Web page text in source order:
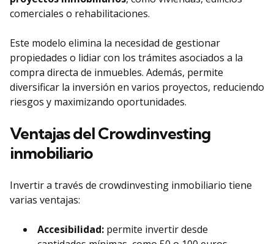
comerciales o rehabilitaciones.
Este modelo elimina la necesidad de gestionar
propiedades o lidiar con los trámites asociados a la
compra directa de inmuebles. Además, permite
diversificar la inversión en varios proyectos, reduciendo
riesgos y maximizando oportunidades.
Ventajas del Crowdinvesting
inmobiliario
Invertir a través de crowdinvesting inmobiliario tiene
varias ventajas:
Accesibilidad: permite invertir desde